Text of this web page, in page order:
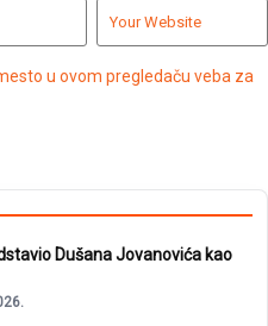
u ovom pregledaču veba za
Dušana Jovanovića kao